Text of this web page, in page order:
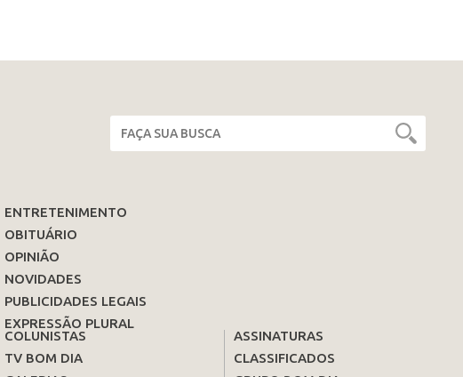
ENTRETENIMENTO
OBITUÁRIO
OPINIÃO
NOVIDADES
PUBLICIDADES LEGAIS
EXPRESSÃO PLURAL
COLUNISTAS
TV BOM DIA
ASSINATURAS
CLASSIFICADOS